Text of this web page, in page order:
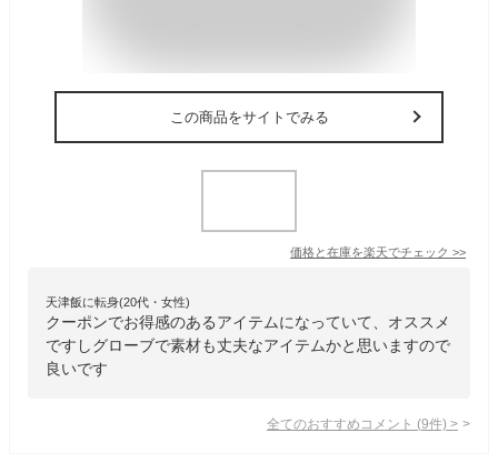
この商品をサイトでみる
価格と在庫を楽天でチェック >>
天津飯に転身(20代・女性)
クーポンでお得感のあるアイテムになっていて、オススメ
ですしグローブで素材も丈夫なアイテムかと思いますので
良いです
全てのおすすめコメント (9件) >